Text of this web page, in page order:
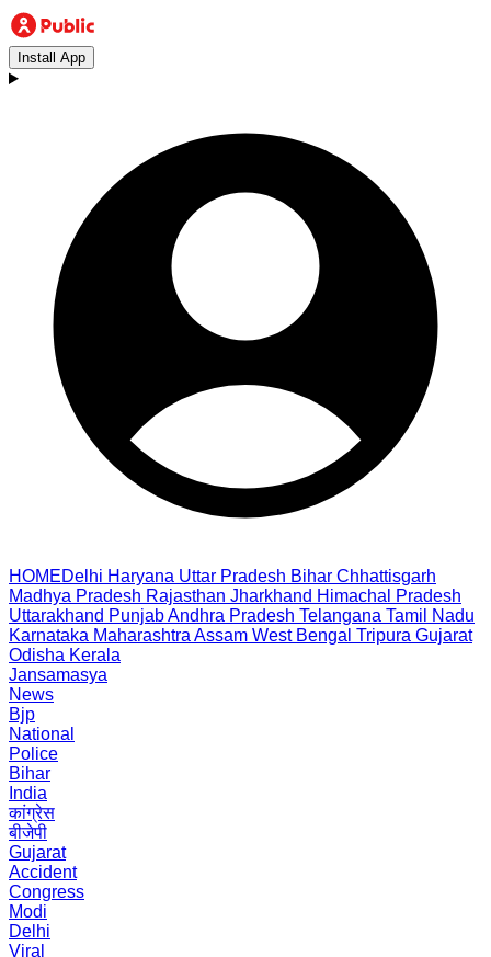
Install App
HOMEDelhi Haryana Uttar Pradesh Bihar Chhattisgarh
Madhya Pradesh Rajasthan Jharkhand Himachal Pradesh
Uttarakhand PunjabAndhra Pradesh Telangana Tamil Nadu
Karnataka Maharashtra Assam West Bengal Tripura Gujarat
Odisha Kerala
Jansamasya
News
Bjp
National
Police
Bihar
India
कांग्रेस
बीजेपी
Gujarat
Accident
Congress
Modi
Delhi
Viral